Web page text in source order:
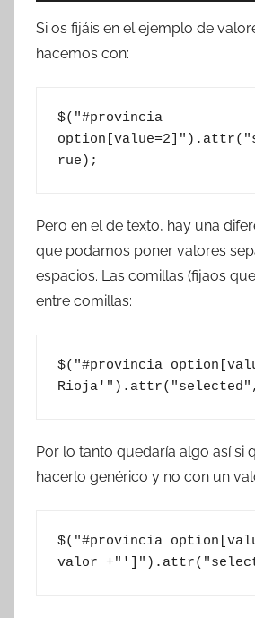
Si os fijáis en el ejemplo de
hacemos con:
$("#provincia
rue);
Pero en el de texto, hay una
que podamos poner valores
espacios. Las comillas (fijaos
entre comillas:
$("#provincia
Por lo tanto quedaría algo así si
hacerlo genérico y no con un
$("#provincia
valor